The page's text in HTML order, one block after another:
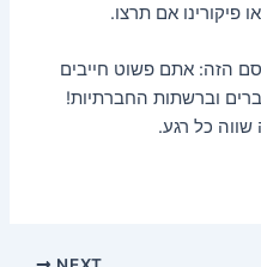
פיקורינו אם תרצו.
הזה: אתם פשוט חייבים
וברשתות החברתיות!
שווה כל רגע.